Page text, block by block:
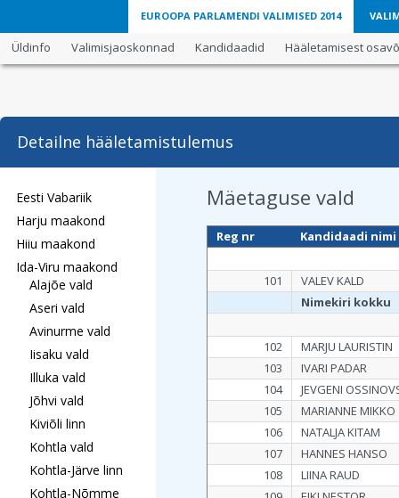
EUROOPA PARLAMENDI VALIMISED 2014
Üldinfo Valimisjaoskonnad Kandidaadid Hääletamisest
Detailne hääletamistulemus
Eesti Vabariik
Harju maakond
Hiiu maakond
Ida-Viru maakond
Alajõe vald
Aseri vald
Avinurme vald
Iisaku vald
Illuka vald
Jõhvi vald
Kiviõli linn
Kohtla vald
Kohtla-Järve linn
Kohtla-Nõmme
Mäetaguse vald
Reg nr Kandidaadi nimi
101
VALEV KALD
Nimekiri kokku
102
MARJU LAURISTIN
103
IVARI PADAR
104
JEVGENI
105
MARIANNE MIKKO
106
NATALJA KITAM
107
HANNES HANSO
108
LIINA RAUD